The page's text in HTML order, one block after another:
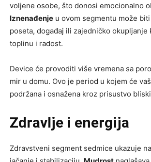
voljene osobe, što donosi emocionalno
Iznenađenje u ovom segmentu može
poseta, događaj ili zajedničko okupljanje
toplinu i radost.
Device će provoditi više vremena sa
mir u domu. Ovo je period u kojem će
podržana i osnažena kroz prisustvo
Zdravlje i energija
Zdravstveni segment sedmice ukazuje